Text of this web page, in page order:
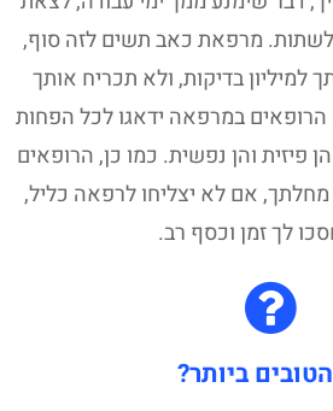
ולשתות. מרפאת כאב תשים לזה סוף,
למיליון בדיקות, ולא תכריח אותך
הרופאים במרפאה ידאגו לכל הפחות
פיזית והן נפשית. כמו כן, הרופאים
מחלתך, אם לא יצליחו לרפאה כליל,
לך זמן וכסף רב.
ביותר?